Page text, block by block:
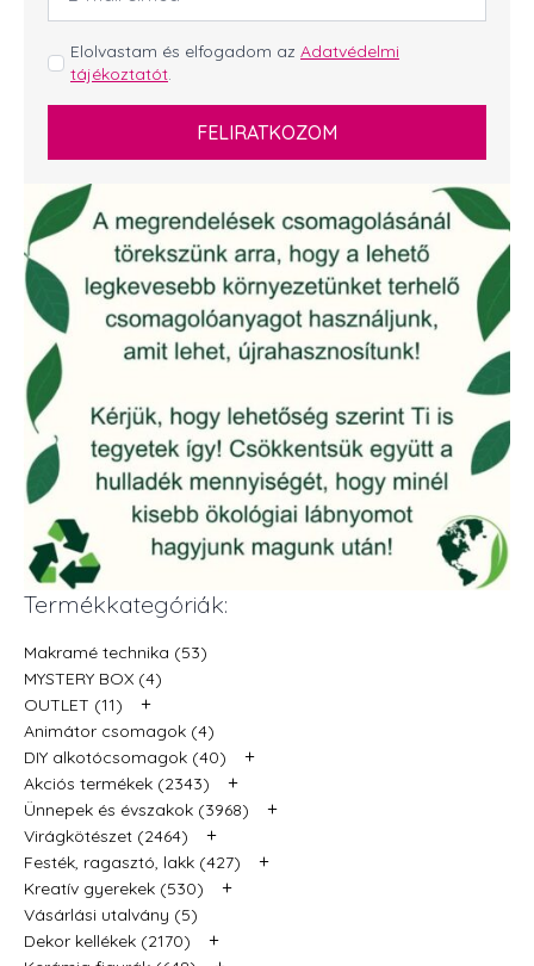
GDPR
*
Elolvastam és elfogadom az Adatvédelmi
tájékoztatót.
FELIRATKOZOM
Termékkategóriák:
Makramé technika (53)
MYSTERY BOX (4)
OUTLET (11)
+
Animátor csomagok (4)
DIY alkotócsomagok (40)
+
Akciós termékek (2343) +
Ünnepek és évszakok (3968) +
Virágkötészet (2464) +
Festék, ragasztó, lakk (427) +
Kreatív gyerekek (530) +
Vásárlási utalvány (5)
Dekor kellékek (2170)
+